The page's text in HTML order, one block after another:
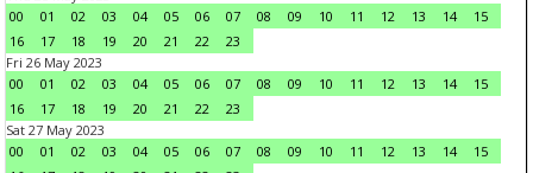
00
01 02 03 04 05 06 07 08 09 10 11 12 13 14
15
16
17 18 19 20 21 22
23
Fri 26 May 2023
00
01 02 03 04 05 06 07 08 09 10 11 12 13 14
15
16
17 18 19 20 21 22
23
Sat 27 May 2023
00
01 02 03 04 05 06 07 08 09 10 11 12 13 14
15